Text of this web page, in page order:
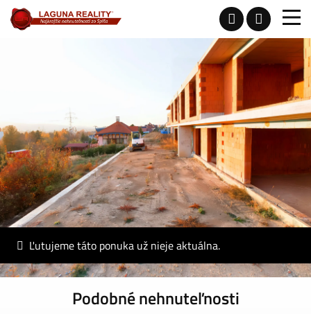
Ľutujeme táto ponuka už nieje aktuálna.
Podobné nehnuteľnosti